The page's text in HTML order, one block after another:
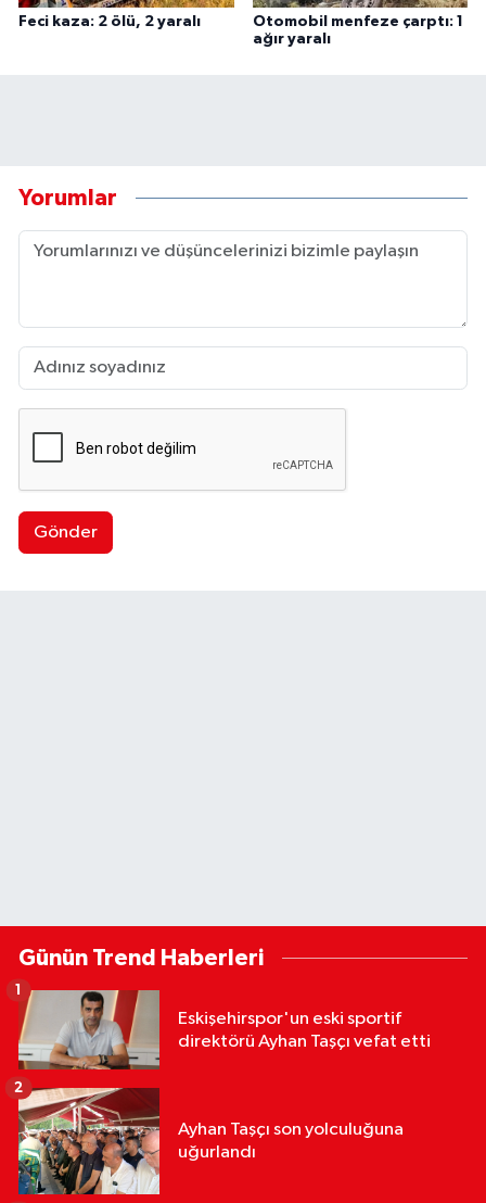
Feci kaza: 2 ölü, 2 yaralı
Otomobil menfeze çarptı: 1
ağır yaralı
Yorumlar
Gönder
Günün Trend Haberleri
Eskişehirspor'un eski sportif
direktörü Ayhan Taşçı vefat etti
1
Ayhan Taşçı son yolculuğuna
uğurlandı
2